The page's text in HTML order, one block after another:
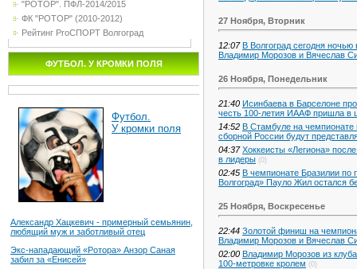
"РОТОР". ПФЛ-2014/2015
ФК "РОТОР" (2010-2012)
Рейтинг ProСПОРТ Волгоград
ФУТБОЛ. У КРОМКИ ПОЛЯ
Футбол.
У кромки поля
Александр Хацкевич - примерный семьянин,
любящий муж и заботливый отец
Экс-нападающий «Ротора» Анзор Саная
забил за «Енисей»
27 Ноября, Вторник
12:07 В Волгоград сегодня
Владимир Морозов и Вячеслав
26 Ноября, Понедельник
21:40 Исинбаева в Барселоне
честь 100-летия ИААФ пришла в
14:52 В Стамбуле на чемпионате
сборной России будут
04:37 Хоккеисты «Легиона»
в лидеры (0)
02:45 В чемпионате Бразилии
Волгоград» Пауло Жил остался
25 Ноября, Воскресенье
22:44 Золотой финиш на
Владимир Морозов и Вячеслав
02:00 Владимир Морозов из
100-метровке кролем (0)